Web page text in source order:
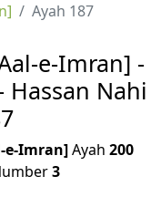
Ayah 187
e-Imran] -
Nahi
e-Imran]Ayah 200
3